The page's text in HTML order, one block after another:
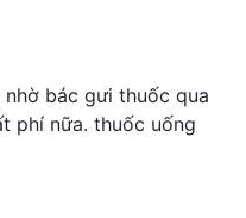
bác gưi thuốc qua
phí nữa. thuốc uống